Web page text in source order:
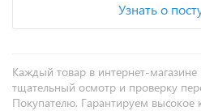
Узнать о
Каждый товар в интернет-
тщательный осмотр и проверку
Покупателю. Гарантируем высокое